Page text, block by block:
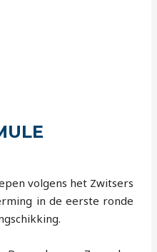
volgens het Zwitsers
in de eerste ronde